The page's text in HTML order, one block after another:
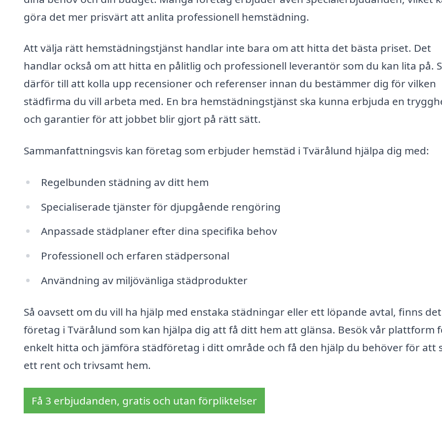
göra det mer prisvärt att anlita professionell hemstädning.
Att välja rätt hemstädningstjänst handlar inte bara om att hitta det bästa priset. Det
handlar också om att hitta en pålitlig och professionell leverantör som du kan lita på.
därför till att kolla upp recensioner och referenser innan du bestämmer dig för vilken
städfirma du vill arbeta med. En bra hemstädningstjänst ska kunna erbjuda en
och garantier för att jobbet blir gjort på rätt sätt.
Sammanfattningsvis kan företag som erbjuder hemstäd i Tvärålund hjälpa dig med:
Regelbunden städning av ditt hem
Specialiserade tjänster för djupgående rengöring
Anpassade städplaner efter dina specifika behov
Professionell och erfaren städpersonal
Användning av miljövänliga städprodukter
Så oavsett om du vill ha hjälp med enstaka städningar eller ett löpande avtal, finns
företag i Tvärålund som kan hjälpa dig att få ditt hem att glänsa. Besök vår plattform
enkelt hitta och jämföra städföretag i ditt område och få den hjälp du behöver för att
ett rent och trivsamt hem.
Få 3 erbjudanden, gratis och utan förpliktelser